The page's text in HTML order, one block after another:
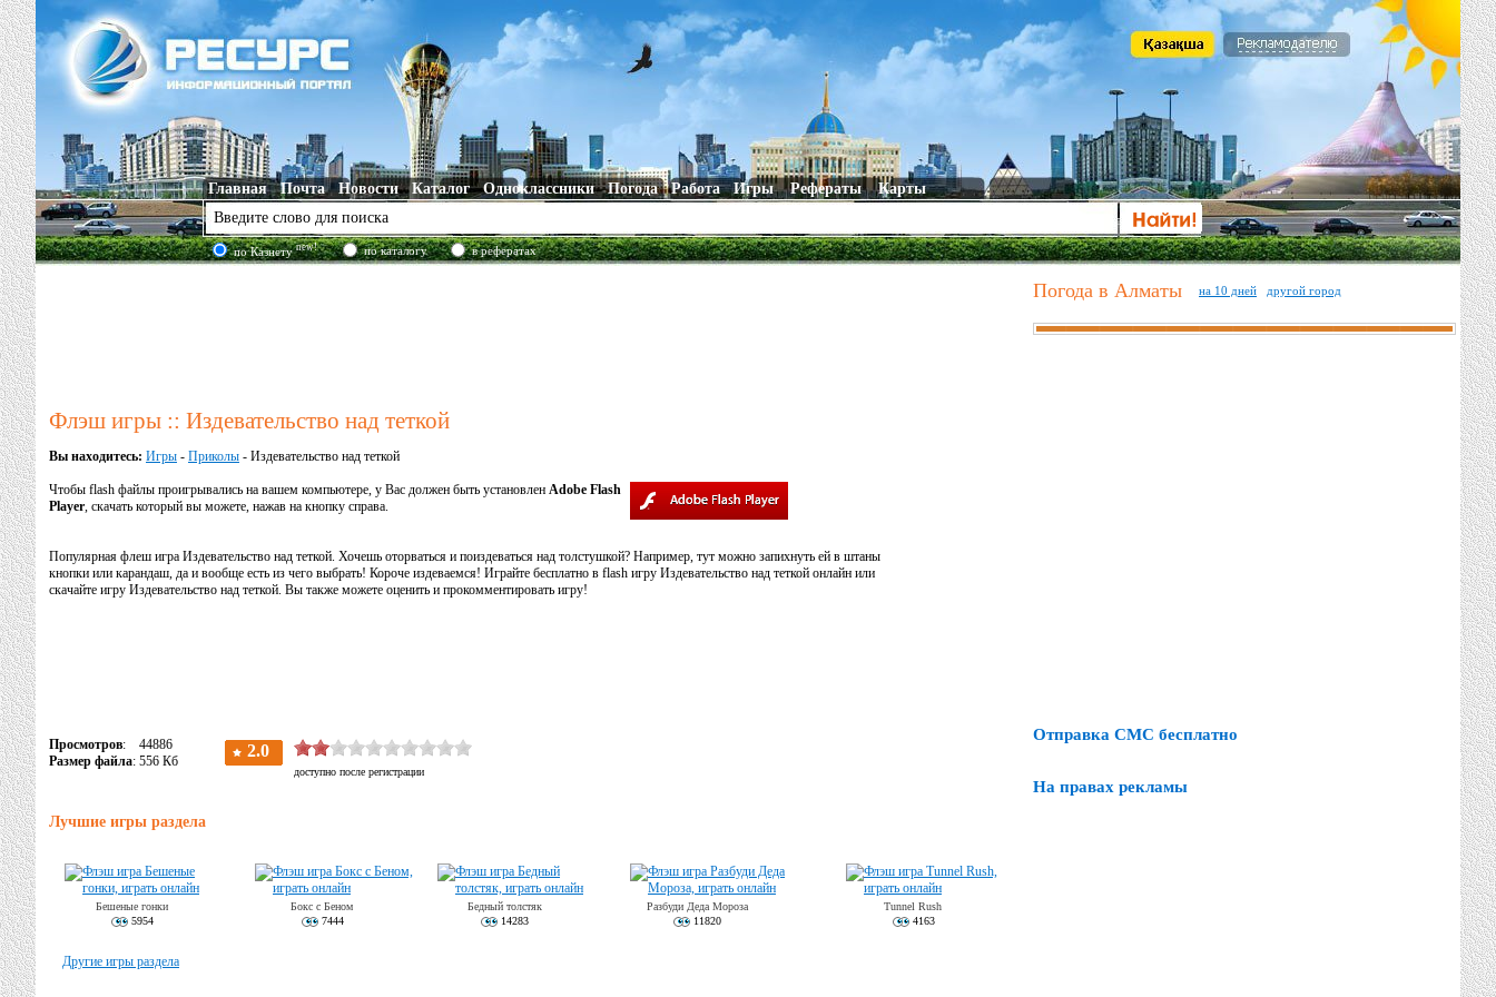
Главная Почта Новости Каталог Одноклассники Погода Работа Игры Рефераты Карты
по Казнетуnew! по каталогу в рефератах
Флэш игры :: Издевательство над теткой
Вы находитесь: Игры - Приколы - Издевательство над теткой
Чтобы flash файлы проигрывались на вашем компьютере, у Вас должен быть установлен Adobe Flash
Player, скачать который вы можете, нажав на кнопку справа.
Популярная флеш игра Издевательство над теткой. Хочешь оторваться и поиздеваться над толстушкой? Например, тут можно запихнуть ей в штаны
кнопки или карандаш, да и вообще есть из чего выбрать! Короче издеваемся! Играйте бесплатно в flash игру Издевательство над теткой онлайн или
скачайте игру Издевательство над теткой. Вы также можете оценить и прокомментировать игру!
Просмотров: 44886
Размер файла: 556 Кб
Лучшие игры раздела
Бешеные гонки
5954
Бокс с Беном
7444
Бедный толстяк
14283
Разбуди Деда Мороза
11820
Tunnel Rush
4163
Другие игры раздела
Погода в Алматы на 10 дней другой город
Отправка СМС бесплатно
На правах рекламы